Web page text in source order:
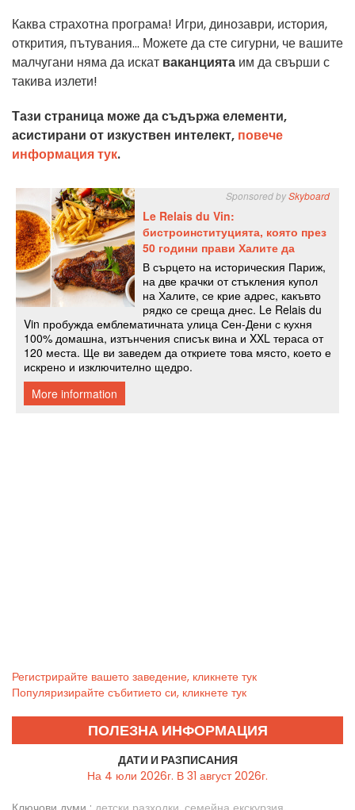
Каква страхотна програма! Игри, динозаври, история,
открития, пътувания... Можете да сте сигурни, че вашите
малчугани няма да искат ваканцията им да свърши с
такива излети!
Тази страница може да съдържа елементи,
асистирани от изкуствен интелект, повече
информация тук.
Регистрирайте вашето заведение, кликнете тук
Популяризирайте събитието си, кликнете тук
ПОЛЕЗНА ИНФОРМАЦИЯ
ДАТИ И РАЗПИСАНИЯ
На 4 юли 2026г. В 31 август 2026г.